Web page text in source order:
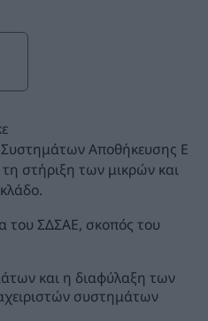
Συστημάτων Αποθήκευσης Ε
στήριξη των μικρών και
του ΣΔΣΑΕ, σκοπός του
και η διαφύλαξη των
συστημάτων